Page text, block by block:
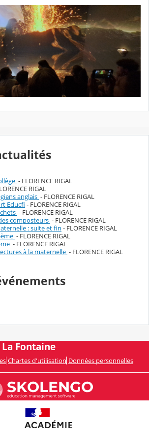
- FLORENCE RIGAL
RIGAL
anglais - FLORENCE RIGAL
Educfi - FLORENCE RIGAL
- FLORENCE RIGAL
composteurs - FLORENCE RIGAL
: suite et fin - FLORENCE RIGAL
- FLORENCE RIGAL
- FLORENCE RIGAL
à la maternelle - FLORENCE RIGAL
La Fontaine
Chartes d'utilisation Données personnelles